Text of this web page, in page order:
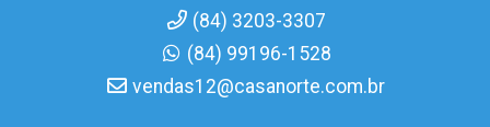
(84) 3203-3307
(84) 99196-1528
vendas12@casanorte.com.br